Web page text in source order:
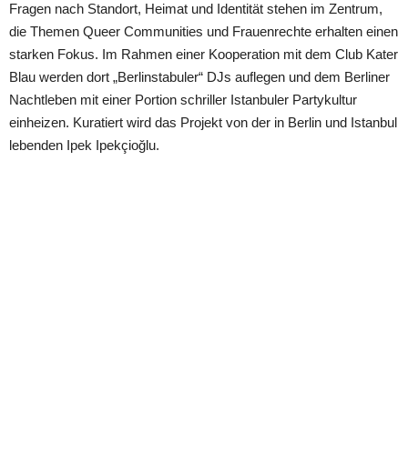
Fragen nach Standort, Heimat und Identität stehen im Zentrum,
die Themen Queer Communities und Frauenrechte erhalten einen
starken Fokus. Im Rahmen einer Kooperation mit dem Club Kater
Blau werden dort „Berlinstabuler“ DJs auflegen und dem Berliner
Nachtleben mit einer Portion schriller Istanbuler Partykultur
einheizen. Kuratiert wird das Projekt von der in Berlin und Istanbul
lebenden Ipek Ipekçioğlu.